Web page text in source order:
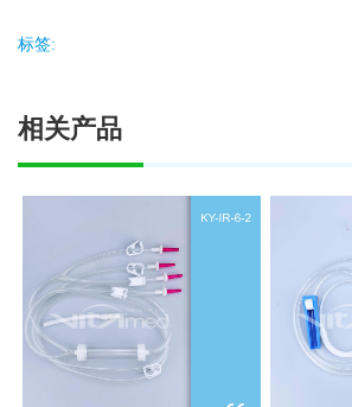
标签:
相关产品